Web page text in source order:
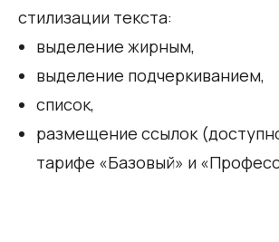
стилизации текста:
выделение жирным,
выделение подчеркиванием,
список,
размещение ссылок
тарифе «Базовый» и